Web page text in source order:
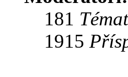
181
1915